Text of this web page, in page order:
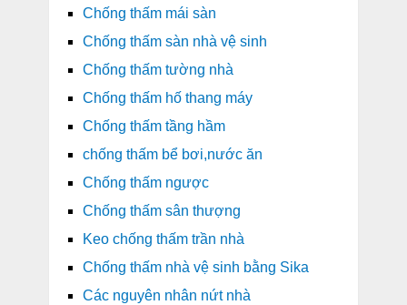
Chống thấm mái sàn
Chống thấm sàn nhà vệ sinh
Chống thấm tường nhà
Chống thấm hố thang máy
Chống thấm tầng hầm
chống thấm bể bơi,nước ăn
Chống thấm ngược
Chống thấm sân thượng
Keo chống thấm trần nhà
Chống thấm nhà vệ sinh bằng Sika
Các nguyên nhân nứt nhà